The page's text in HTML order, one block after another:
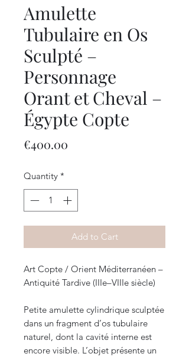
Amulette
Tubulaire en Os
Sculpté –
Personnage
Orant et Cheval –
Égypte Copte
€400.00
Quantity *
Add to Cart
Art Copte / Orient Méditerranéen –
Antiquité Tardive (IIIe–VIIIe siècle)
Petite amulette cylindrique sculptée
dans un fragment d’os tubulaire
naturel, dont la cavité interne est
encore visible. L’objet présente un